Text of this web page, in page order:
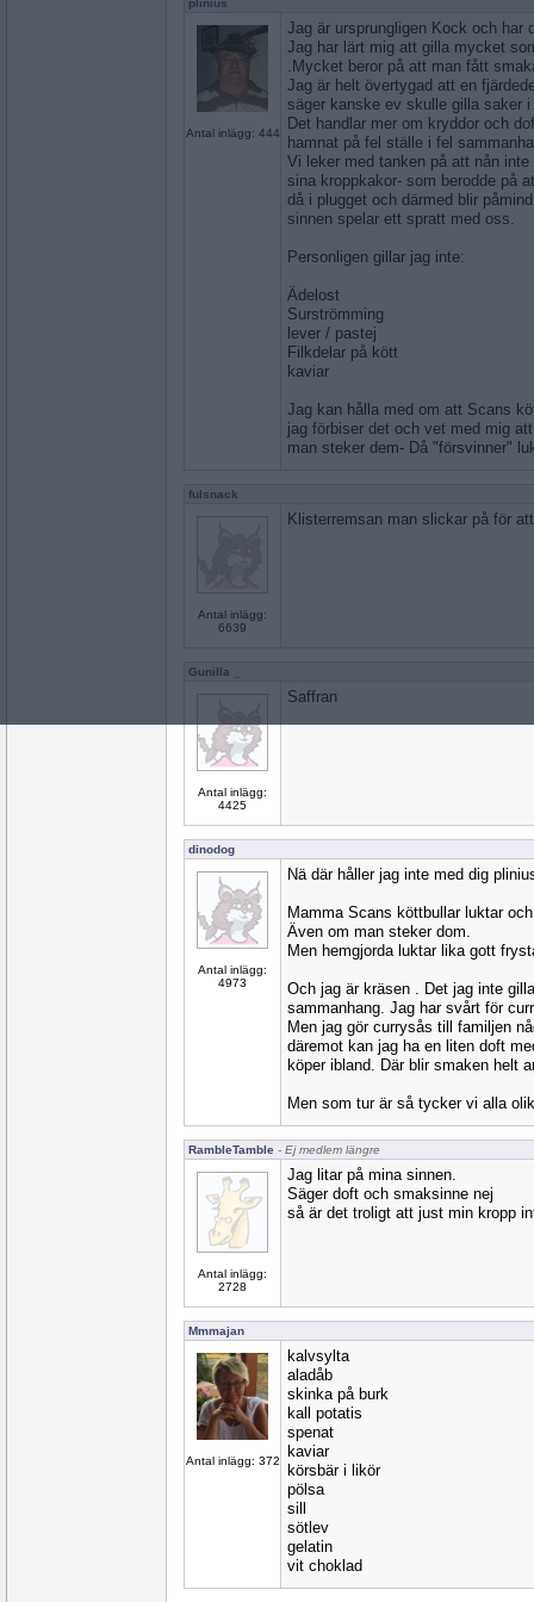
plinius
Antal inlägg: 444
Jag är ursprungligen Kock och har
Jag har lärt mig att gilla mycket
.Mycket beror på att man fått
Jag är helt övertygad att en
säger kanske ev skulle gilla saker
Det handlar mer om kryddor och
hamnat på fel ställe i fel
Vi leker med tanken på att nån
sina kroppkakor- som berodde på
då i plugget och därmed blir
sinnen spelar ett spratt med oss.
Personligen gillar jag inte:
Ädelost
Surströmming
lever / pastej
Filkdelar på kött
kaviar
Jag kan hålla med om att Scans
jag förbiser det och vet med mig
man steker dem- Då "försvinner"
fulsnack
Antal inlägg:
6639
Klisterremsan man slickar på för
Gunilla _
Antal inlägg:
4425
Saffran
dinodog
Antal inlägg:
4973
Nä där håller jag inte med dig
Mamma Scans köttbullar luktar
Även om man steker dom.
Men hemgjorda luktar lika gott
Och jag är kräsen . Det jag inte
sammanhang. Jag har svårt för
Men jag gör currysås till familjen
däremot kan jag ha en liten doft
köper ibland. Där blir smaken helt
Men som tur är så tycker vi alla
RambleTamble - Ej medlem längre
Antal inlägg:
2728
Jag litar på mina sinnen.
Säger doft och smaksinne nej
så är det troligt att just min kropp
Mmmajan
Antal inlägg: 372
kalvsylta
aladåb
skinka på burk
kall potatis
spenat
kaviar
körsbär i likör
pölsa
sill
sötlev
gelatin
vit choklad